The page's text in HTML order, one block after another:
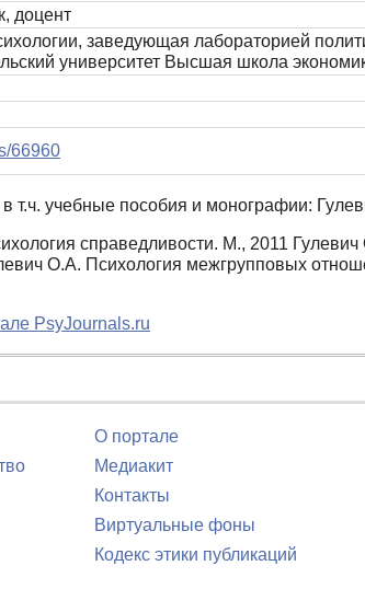
доцент
заведующая лабораторией
университет Высшая школа
66960
т.ч. учебные пособия и монографии:
справедливости. М., 2011
О.А. Психология межгрупповых
PsyJournals.ru
О портале
Медиакит
Контакты
Виртуальные фоны
Кодекс этики публикаций